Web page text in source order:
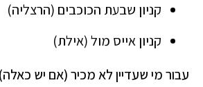
קניון שבעת הכוכבים (הרצליה)
קניון אייס מול (אילת)
עבור מי שעדיין לא מכיר (אם יש